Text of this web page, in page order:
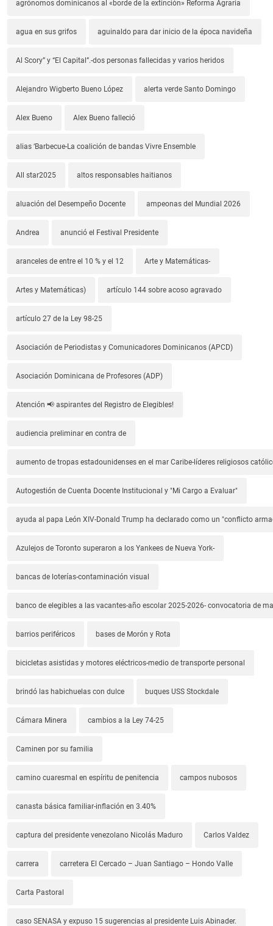
agrónomos dominicanos al «borde de la extinción» Reforma Agraria
agua en sus grifos aguinaldo para dar inicio de la época navideña
Al Scory” y “El Capital”.-dos personas fallecidas y varios heridos
Alejandro Wigberto Bueno López alerta verde Santo Domingo
Alex Bueno Alex Bueno falleció
alias ‘Barbecue-La coalición de bandas Vivre Ensemble
All star2025 altos responsables haitianos
aluación del Desempeño Docente ampeonas del Mundial 2026
Andrea anunció el Festival Presidente
aranceles de entre el 10 % y el 12 Arte y Matemáticas-
Artes y Matemáticas) artículo 144 sobre acoso agravado
artículo 27 de la Ley 98-25
Asociación de Periodistas y Comunicadores Dominicanos (APCD)
Asociación Dominicana de Profesores (ADP)
Atención 📢 aspirantes del Registro de Elegibles!
audiencia preliminar en contra de
aumento de tropas estadounidenses en el mar Caribe-líderes religiosos
Autogestión de Cuenta Docente Institucional y "Mi Cargo a Evaluar"
ayuda al papa León XIV-Donald Trump ha declarado como un "conflicto
Azulejos de Toronto superaron a los Yankees de Nueva York-
bancas de loterías-contaminación visual
banco de elegibles a las vacantes-año escolar 2025-2026- convocatoria de
barrios periféricos bases de Morón y Rota
bicicletas asistidas y motores eléctricos-medio de transporte personal
brindó las habichuelas con dulce buques USS Stockdale
Cámara Minera cambios a la Ley 74-25
Caminen por su familia
camino cuaresmal en espíritu de penitencia campos nubosos
canasta básica familiar-inflación en 3.40%
captura del presidente venezolano Nicolás Maduro Carlos Valdez
carrera carretera El Cercado – Juan Santiago – Hondo Valle
Carta Pastoral
caso SENASA y expuso 15 sugerencias al presidente Luis Abinader.